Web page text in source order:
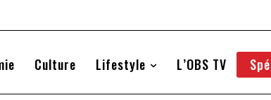
Culture Lifestyle L’OBS TV